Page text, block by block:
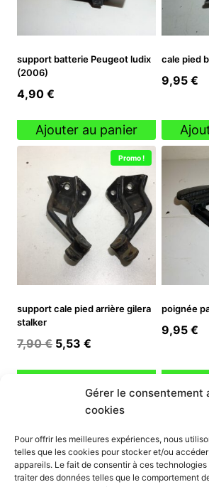
Gérer le consentement
cookies
Pour offrir les meilleures expériences, nous
telles que les cookies pour stocker et/ou
appareils. Le fait de consentir à ces
traiter des données telles que le comportement
support batterie Peugeot ludix
(2006)
4,90 €
Ajouter au panier
cale pied
9,95 €
Promo !
support cale pied arrière gilera
stalker
7,90€ Le
initial
était :
7,90 €.
5,53 €
actuel
est :
5,53 €.
poignée
9,95 €
INFORMATION
Mon compte
Nous contacter